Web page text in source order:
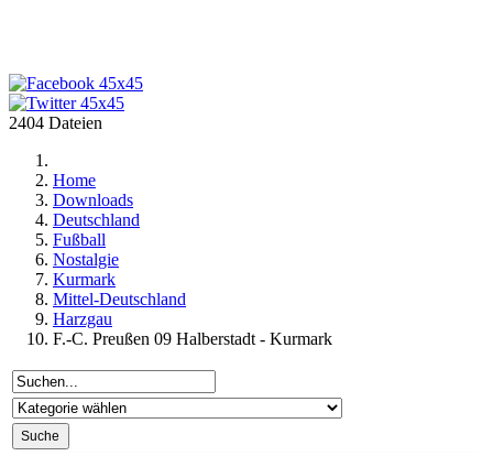
2404 Dateien
Home
Downloads
Deutschland
Fußball
Nostalgie
Kurmark
Mittel-Deutschland
Harzgau
F.-C. Preußen 09 Halberstadt - Kurmark